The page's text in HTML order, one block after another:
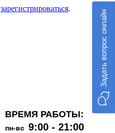
зарегистрироваться.
ВРЕМЯ РАБОТЫ:
пн-вс 9:00 - 21:00
Задать вопрос онлайн